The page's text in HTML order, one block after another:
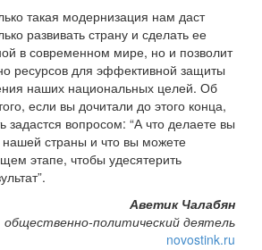
такая модернизация нам даст
развивать страну и сделать ее
в современном мире, но и позволит
ресурсов для эффективной защиты
наших национальных целей. Об
если вы дочитали до этого конца,
задастся вопросом: “А что делаете вы
страны и что вы можете
этапе, чтобы удесятерить
Аветик Чалабян
общественно-политический деятель
novostink.ru